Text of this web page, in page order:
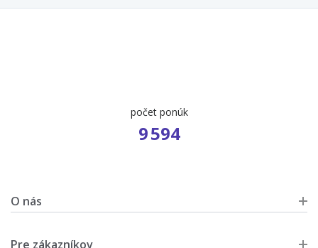
počet ponúk
9 594
O nás
Pre zákazníkov